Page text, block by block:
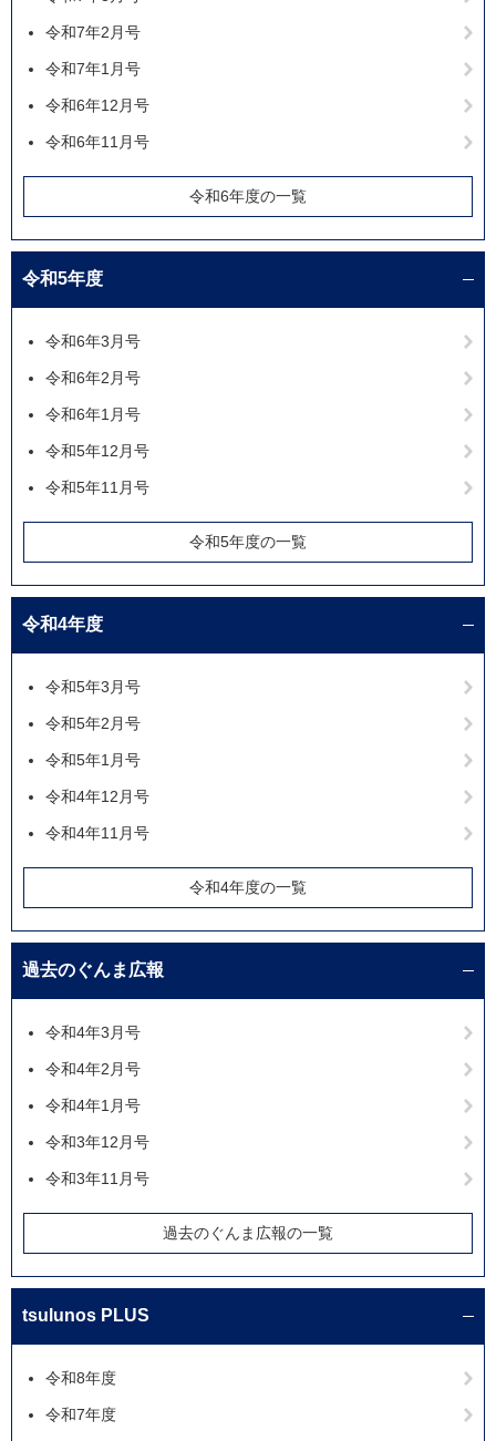
令和7年2月号
令和7年1月号
令和6年12月号
令和6年11月号
令和6年度の一覧
令和5年度
令和6年3月号
令和6年2月号
令和6年1月号
令和5年12月号
令和5年11月号
令和5年度の一覧
令和4年度
令和5年3月号
令和5年2月号
令和5年1月号
令和4年12月号
令和4年11月号
令和4年度の一覧
過去のぐんま広報
令和4年3月号
令和4年2月号
令和4年1月号
令和3年12月号
令和3年11月号
過去のぐんま広報の一覧
tsulunos PLUS
令和8年度
令和7年度